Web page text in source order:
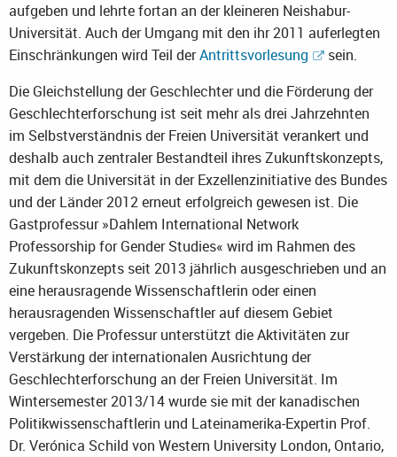
aufgeben und lehrte fortan an der kleineren Neishabur-
Universität. Auch der Umgang mit den ihr 2011 auferlegten
Einschränkungen wird Teil derAntrittsvorlesung
sein.
Die Gleichstellung der Geschlechter und die Förderung der
Geschlechterforschung ist seit mehr als drei Jahrzehnten
im Selbstverständnis der Freien Universität verankert und
deshalb auch zentraler Bestandteil ihres Zukunftskonzepts,
mit dem die Universität in der Exzellenzinitiative des Bundes
und der Länder 2012 erneut erfolgreich gewesen ist. Die
Gastprofessur »Dahlem International Network
Professorship for Gender Studies« wird im Rahmen des
Zukunftskonzepts seit 2013 jährlich ausgeschrieben und an
eine herausragende Wissenschaftlerin oder einen
herausragenden Wissenschaftler auf diesem Gebiet
vergeben. Die Professur unterstützt die Aktivitäten zur
Verstärkung der internationalen Ausrichtung der
Geschlechterforschung an der Freien Universität. Im
Wintersemester 2013/14 wurde sie mit der kanadischen
Politikwissenschaftlerin und Lateinamerika-Expertin Prof.
Dr. Verónica Schild von Western University London, Ontario,